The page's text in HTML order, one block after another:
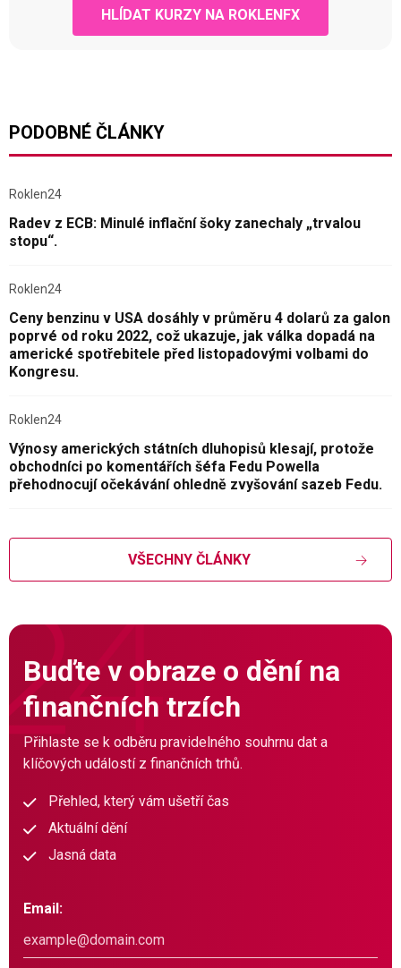
HLÍDAT KURZY NA ROKLENFX
PODOBNÉ ČLÁNKY
Roklen24
Radev z ECB: Minulé inflační šoky zanechaly „trvalou
stopu“.
Roklen24
Ceny benzinu v USA dosáhly v průměru 4 dolarů za galon
poprvé od roku 2022, což ukazuje, jak válka dopadá na
americké spotřebitele před listopadovými volbami do
Kongresu.
Roklen24
Výnosy amerických státních dluhopisů klesají, protože
obchodníci po komentářích šéfa Fedu Powella
přehodnocují očekávání ohledně zvyšování sazeb Fedu.
VŠECHNY ČLÁNKY
Buďte v obraze o dění na
finančních trzích
Přihlaste se k odběru pravidelného souhrnu dat a
klíčových událostí z finančních trhů.
Přehled, který vám ušetří čas
Aktuální dění
Jasná data
Email: